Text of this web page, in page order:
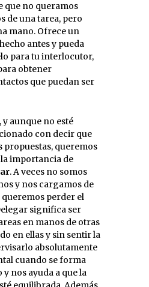
que no queramos
de una tarea, pero
mano. Ofrece un
antes y pueda
para tu interlocutor,
obtener
que puedan ser
aunque no esté
con decir que
propuestas, queremos
importancia de
. A veces no somos
y nos cargamos de
perder el
significa ser
en manos de otras
en ellas y sin sentir la
absolutamente
cuando se forma
nos ayuda a que la